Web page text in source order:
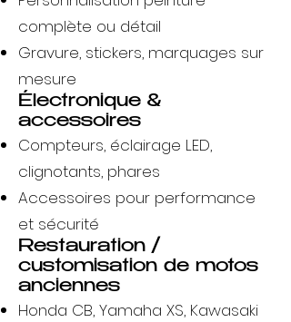
complète ou détail
Gravure, stickers, marquages sur
mesure
Électronique &
accessoires
Compteurs, éclairage LED,
clignotants, phares
Accessoires pour performance
et sécurité
Restauration /
customisation de motos
anciennes
Honda CB, Yamaha XS, Kawasaki